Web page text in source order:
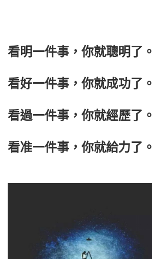
看明一件事，你就聰明了。
看好一件事，你就成功了。
看過一件事，你就經歷了。
看准一件事，你就給力了。